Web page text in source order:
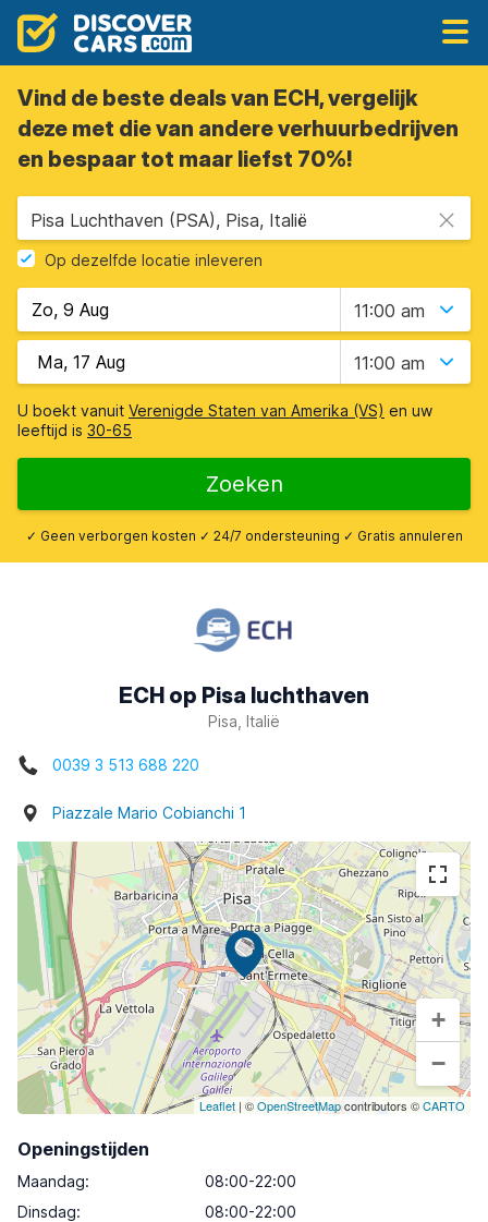
Vind de beste deals van ECH, vergelijk
deze met die van andere verhuurbedrijven
en bespaar tot maar liefst 70%!
Pisa Luchthaven (PSA), Pisa, Italië
Op dezelfde locatie inleveren
11:00 am
11:00 am
U boekt vanuit Verenigde Staten van Amerika (VS) en uw
leeftijd is 30-65
Zoeken
✓ Geen verborgen kosten ✓ 24/7 ondersteuning ✓ Gratis annuleren
ECH op Pisa luchthaven
Pisa, Italië
0039 3 513 688 220
Piazzale Mario Cobianchi 1
+
−
Leaflet | ©OpenStreetMapcontributors ©CARTO
Openingstijden
Maandag:
08:00-22:00
Dinsdag:
08:00-22:00